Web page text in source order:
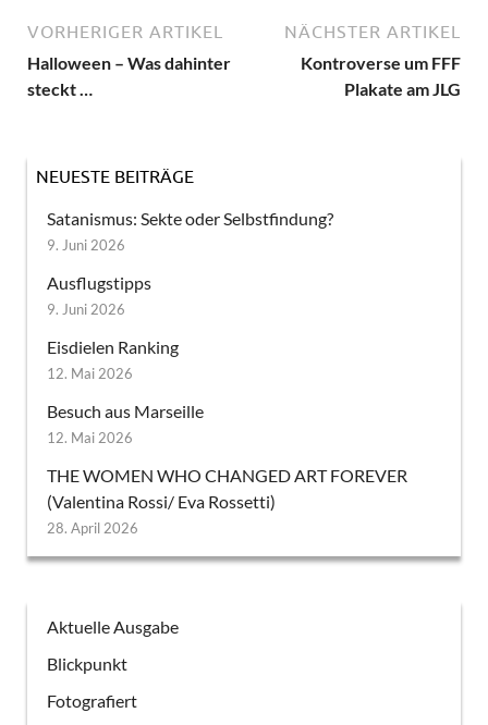
VORHERIGER ARTIKEL
Halloween – Was dahinter
steckt …
NÄCHSTER ARTIKEL
Kontroverse um FFF
Plakate am JLG
NEUESTE BEITRÄGE
Satanismus: Sekte oder Selbstfindung?
9. Juni 2026
Ausflugstipps
9. Juni 2026
Eisdielen Ranking
12. Mai 2026
Besuch aus Marseille
12. Mai 2026
THE WOMEN WHO CHANGED ART FOREVER
(Valentina Rossi/ Eva Rossetti)
28. April 2026
Aktuelle Ausgabe
Blickpunkt
Fotografiert